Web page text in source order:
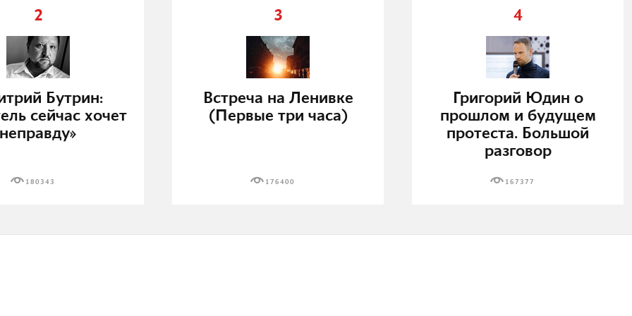
2
Бутрин:
сейчас хочет
неправду»
180343
3
Встреча на Ленивке
(Первые три часа)
176400
4
Григорий Юдин о
прошлом и будущем
протеста. Большой
разговор
167377